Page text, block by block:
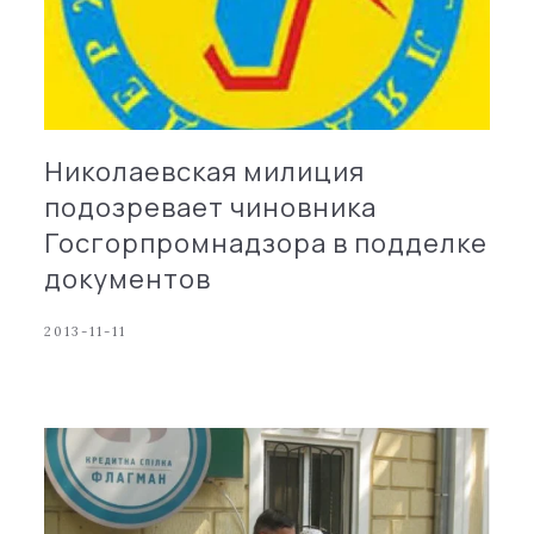
Николаевская милиция
подозревает чиновника
Госгорпромнадзора в подделке
документов
2013-11-11